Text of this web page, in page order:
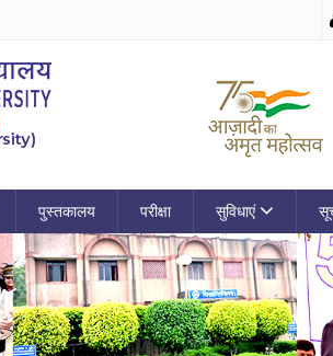
पुस्तकालय परीक्षा सुविधाएं